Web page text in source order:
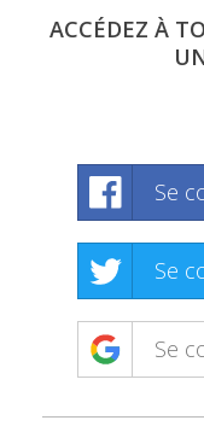
ACCÉDEZ À
Se
Se
Se